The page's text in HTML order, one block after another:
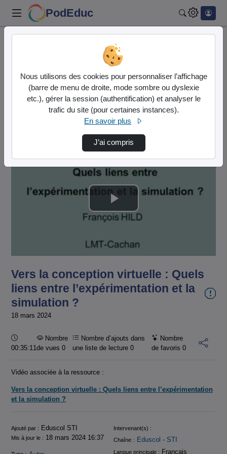
PodEduc
Culture Sciences de l'ingénieur
Vers La Conception Virtuelle : Quels Liens E…
Eduscol - STI
Description de la chaîne
Culture Sciences de l'ingénieur
Lire
vidéo
Vers la conception virtuelle : Quels
liens entre l’expérimentation et la
simulation ?
18 mars 2024
Durée :
00:35:11
Nombre
de vues 0
Nombre d’ajouts dans
une liste de lecture0
Nombre
de favoris 0
Vidéo associée à la ressource :
Vers la conception virtuelle : Quels liens entre l’expérimentation
et la simulation ?
Informations
Ajouté par : Eduscol STI
Intervenant(s) :
Mis à jour le : 18 mars 2024 16:37 Chaîne : Eduscol - STI
Langue principale : Français
Nous utilisons des cookies pour personnaliser l’affichage
(barre de menu de droite, mode sombre ou dyslexie
etc.), gérer la session (authentification) et analyser le
trafic du site (pour certaines instances).
En savoir plus
J’ai compris